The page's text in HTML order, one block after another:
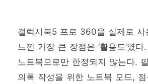
갤럭시북5 프로 360을 실제로 사
느낀 가장 큰 장점은 ‘활용도’였
노트북으로만 한정되지 않는다.
의록 작성을 위한 노트북 모드,